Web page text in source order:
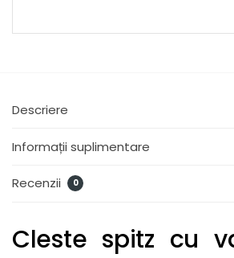
Descriere
Informații suplimentare
Recenzii 0
Cleste spitz cu